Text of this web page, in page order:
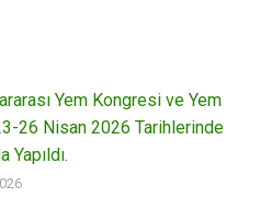
Yem Kongresi ve Yem
26 Nisan 2026 Tarihlerinde
Yapıldı.